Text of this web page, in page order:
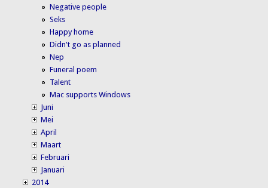
Negative people
Seks
Happy home
Didn't go as planned
Nep
Funeral poem
Talent
Mac supports Windows
Juni
Mei
April
Maart
Februari
Januari
2014